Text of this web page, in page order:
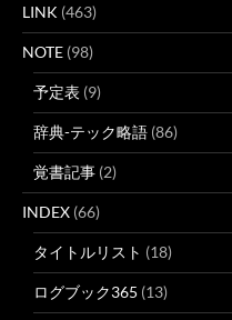
LINK (463)
NOTE (98)
予定表 (9)
辞典-テック略語 (86)
覚書記事 (2)
INDEX (66)
タイトルリスト (18)
ログブック365 (13)